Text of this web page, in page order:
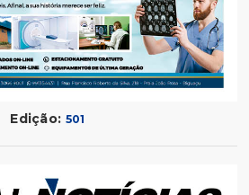
Edição: 501